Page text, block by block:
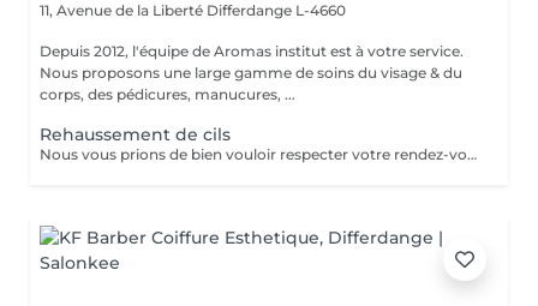
11, Avenue de la Liberté Differdange L-4660
Depuis 2012, l'équipe de Aromas institut est à votre service.
Nous proposons une large gamme de soins du visage & du
corps, des pédicures, manucures, ...
Rehaussement de cils
Nous vous prions de bien vouloir respecter votre rendez-vous. En prenant rendez-vous, vous occupez une place, dont une autre personne aurait éventuellement besoin. Tout rendez-vous non annulé 24h en avance, est susceptible d'être facturé. (Si vous ne pouvez pas vous présenter à votre RDV, proposez-le éventuellement à un proche ou à un ami) Toute l'équipe de Aromas Institut vous remercie pour votre respect et votre compréhension.